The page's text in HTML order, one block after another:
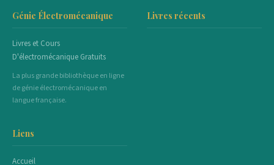
Génie Électromécanique
Livres et Cours
D'électromécanique Gratuits
La plus grande bibliothèque en ligne
de génie électromécanique en
langue française.
Livres récents
Liens
Accueil